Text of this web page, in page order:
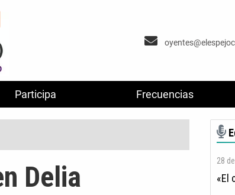
Participa Frecuencias
Delia 28
«El